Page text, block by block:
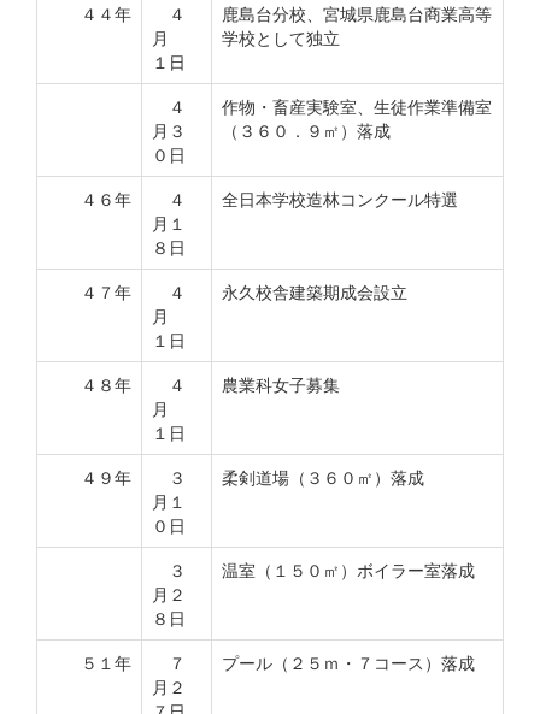
４４年
４
月
１日
鹿島台分校、宮城県鹿島台商業高等
学校として独立
４
月３
０日
作物・畜産実験室、生徒作業準備室
（３６０．９㎡）落成
４６年
４
月１
８日
全日本学校造林コンクール特選
４７年
４
月
１日
永久校舎建築期成会設立
４８年
４
月
１日
農業科女子募集
４９年
３
月１
０日
柔剣道場（３６０㎡）落成
３
月２
８日
温室（１５０㎡）ボイラー室落成
５１年
７
月２
プール（２５ｍ・７コース）落成